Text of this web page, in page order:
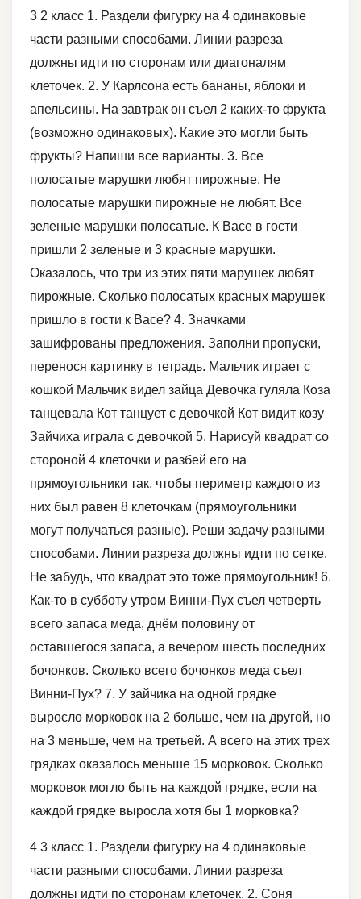
3 2 класс 1. Раздели фигурку на 4 одинаковые
части разными способами. Линии разреза
должны идти по сторонам или диагоналям
клеточек. 2. У Карлсона есть бананы, яблоки и
апельсины. На завтрак он съел 2 каких-то фрукта
(возможно одинаковых). Какие это могли быть
фрукты? Напиши все варианты. 3. Все
полосатые марушки любят пирожные. Не
полосатые марушки пирожные не любят. Все
зеленые марушки полосатые. К Васе в гости
пришли 2 зеленые и 3 красные марушки.
Оказалось, что три из этих пяти марушек любят
пирожные. Сколько полосатых красных марушек
пришло в гости к Васе? 4. Значками
зашифрованы предложения. Заполни пропуски,
перенося картинку в тетрадь. Мальчик играет с
кошкой Мальчик видел зайца Девочка гуляла Коза
танцевала Кот танцует с девочкой Кот видит козу
Зайчиха играла с девочкой 5. Нарисуй квадрат со
стороной 4 клеточки и разбей его на
прямоугольники так, чтобы периметр каждого из
них был равен 8 клеточкам (прямоугольники
могут получаться разные). Реши задачу разными
способами. Линии разреза должны идти по сетке.
Не забудь, что квадрат это тоже прямоугольник! 6.
Как-то в субботу утром Винни-Пух съел четверть
всего запаса меда, днём половину от
оставшегося запаса, а вечером шесть последних
бочонков. Сколько всего бочонков меда съел
Винни-Пух? 7. У зайчика на одной грядке
выросло морковок на 2 больше, чем на другой, но
на 3 меньше, чем на третьей. А всего на этих трех
грядках оказалось меньше 15 морковок. Сколько
морковок могло быть на каждой грядке, если на
каждой грядке выросла хотя бы 1 морковка?
4 3 класс 1. Раздели фигурку на 4 одинаковые
части разными способами. Линии разреза
должны идти по сторонам клеточек. 2. Соня